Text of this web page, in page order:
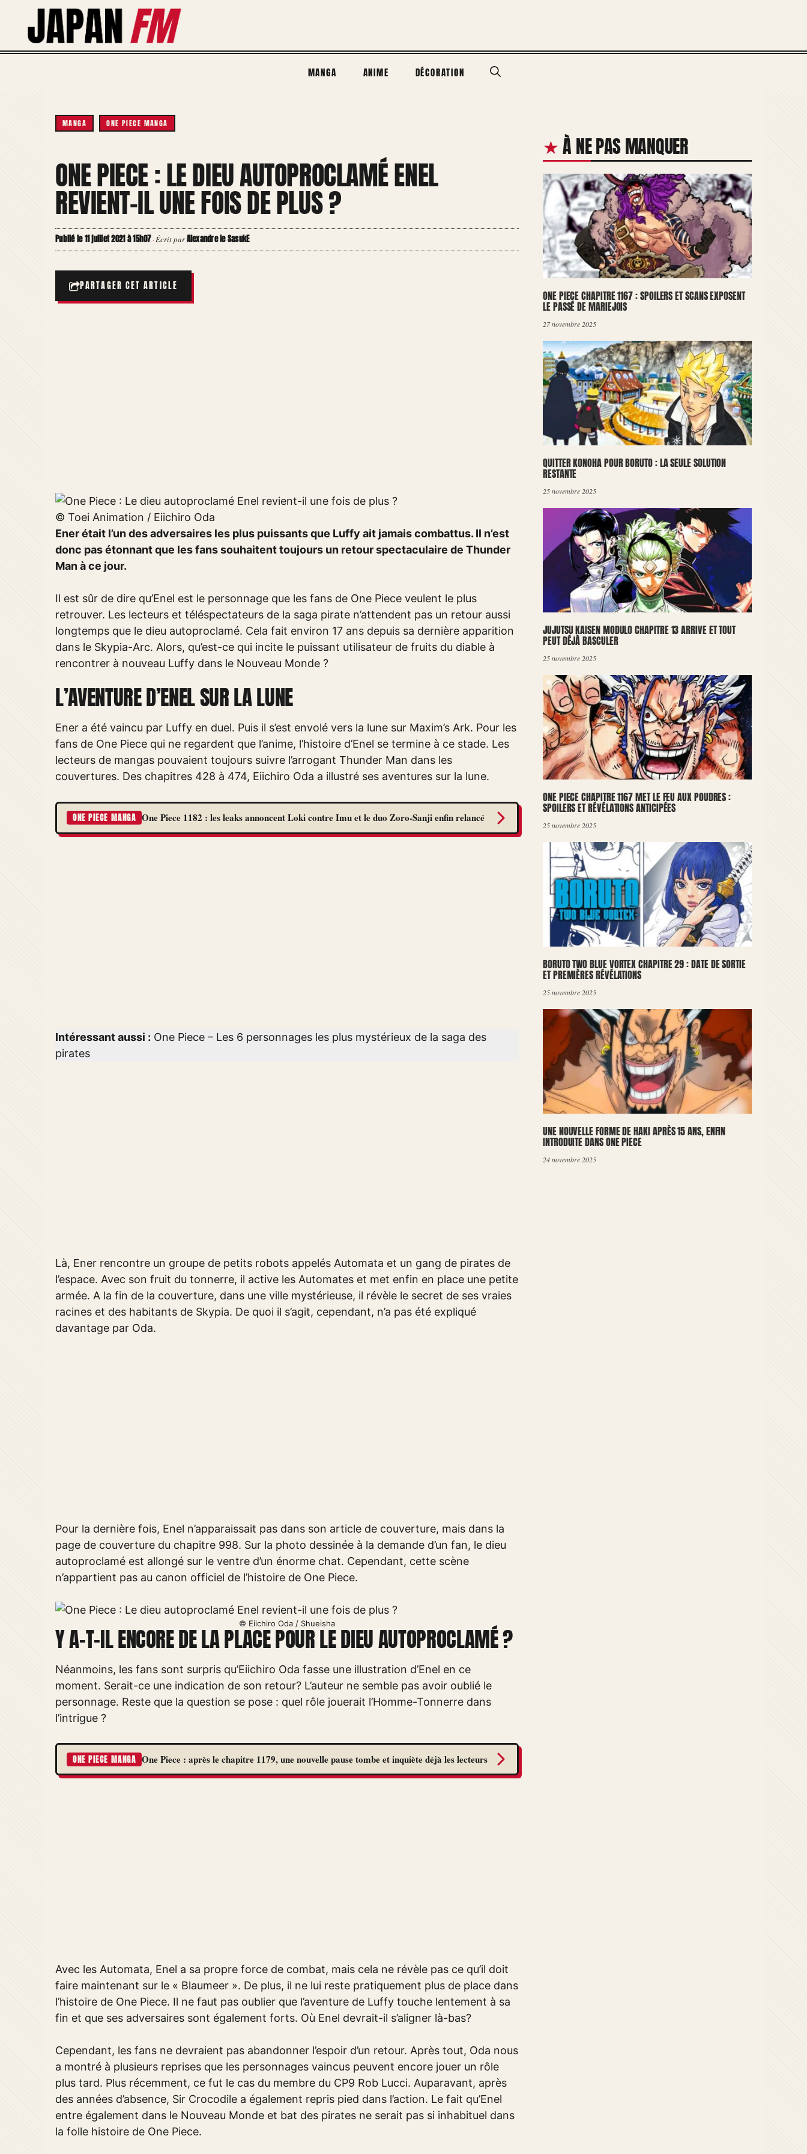
contenu
MANGA ANIME DÉCORATION
MANGA ONE PIECE MANGA
ONE PIECE : LE DIEU AUTOPROCLAMÉ ENEL
REVIENT-IL UNE FOIS DE PLUS ?
Publié le 11 juillet 2021 à 15h07·Écrit parAlexandre le SasukE
PARTAGER CET ARTICLE
© Toei Animation / Eiichiro Oda
Ener était l’un des adversaires les plus puissants que Luffy ait jamais combattus. Il n’est
donc pas étonnant que les fans souhaitent toujours un retour spectaculaire de Thunder
Man à ce jour.
Il est sûr de dire qu’Enel est le personnage que les fans de One Piece veulent le plus
retrouver. Les lecteurs et téléspectateurs de la saga pirate n’attendent pas un retour aussi
longtemps que le dieu autoproclamé. Cela fait environ 17 ans depuis sa dernière apparition
dans le Skypia-Arc. Alors, qu’est-ce qui incite le puissant utilisateur de fruits du diable à
rencontrer à nouveau Luffy dans le Nouveau Monde ?
L’AVENTURE D’ENEL SUR LA LUNE
Ener a été vaincu par Luffy en duel. Puis il s’est envolé vers la lune sur Maxim’s Ark. Pour les
fans de One Piece qui ne regardent que l’anime, l’histoire d’Enel se termine à ce stade. Les
lecteurs de mangas pouvaient toujours suivre l’arrogant Thunder Man dans les
couvertures. Des chapitres 428 à 474, Eiichiro Oda a illustré ses aventures sur la lune.
ONE PIECE MANGA One Piece 1182 : les leaks annoncent Loki contre Imu et le duo Zoro-Sanji enfin relancé
Intéressant aussi : One Piece – Les 6 personnages les plus mystérieux de la saga des
pirates
Là, Ener rencontre un groupe de petits robots appelés Automata et un gang de pirates de
l’espace. Avec son fruit du tonnerre, il active les Automates et met enfin en place une petite
armée. A la fin de la couverture, dans une ville mystérieuse, il révèle le secret de ses vraies
racines et des habitants de Skypia. De quoi il s’agit, cependant, n’a pas été expliqué
davantage par Oda.
Pour la dernière fois, Enel n’apparaissait pas dans son article de couverture, mais dans la
page de couverture du chapitre 998. Sur la photo dessinée à la demande d’un fan, le dieu
autoproclamé est allongé sur le ventre d’un énorme chat. Cependant, cette scène
n’appartient pas au canon officiel de l’histoire de One Piece.
© Eiichiro Oda / Shueisha
Y A-T-IL ENCORE DE LA PLACE POUR LE DIEU AUTOPROCLAMÉ ?
Néanmoins, les fans sont surpris qu’Eiichiro Oda fasse une illustration d’Enel en ce
moment. Serait-ce une indication de son retour? L’auteur ne semble pas avoir oublié le
personnage. Reste que la question se pose : quel rôle jouerait l’Homme-Tonnerre dans
l’intrigue ?
ONE PIECE MANGA One Piece : après le chapitre 1179, une nouvelle pause tombe et inquiète déjà les lecteurs
Avec les Automata, Enel a sa propre force de combat, mais cela ne révèle pas ce qu’il doit
faire maintenant sur le « Blaumeer ». De plus, il ne lui reste pratiquement plus de place dans
l’histoire de One Piece. Il ne faut pas oublier que l’aventure de Luffy touche lentement à sa
fin et que ses adversaires sont également forts. Où Enel devrait-il s’aligner là-bas?
Cependant, les fans ne devraient pas abandonner l’espoir d’un retour. Après tout, Oda nous
a montré à plusieurs reprises que les personnages vaincus peuvent encore jouer un rôle
plus tard. Plus récemment, ce fut le cas du membre du CP9 Rob Lucci. Auparavant, après
des années d’absence, Sir Crocodile a également repris pied dans l’action. Le fait qu’Enel
entre également dans le Nouveau Monde et bat des pirates ne serait pas si inhabituel dans
la folle histoire de One Piece.
À NE PAS MANQUER
ONE PIECE CHAPITRE 1167 : SPOILERS ET SCANS EXPOSENT
LE PASSÉ DE MARIEJOIS
27 novembre 2025
QUITTER KONOHA POUR BORUTO : LA SEULE SOLUTION
RESTANTE
25 novembre 2025
JUJUTSU KAISEN MODULO CHAPITRE 13 ARRIVE ET TOUT
PEUT DÉJÀ BASCULER
25 novembre 2025
ONE PIECE CHAPITRE 1167 MET LE FEU AUX POUDRES :
SPOILERS ET RÉVÉLATIONS ANTICIPÉES
25 novembre 2025
BORUTO TWO BLUE VORTEX CHAPITRE 29 : DATE DE SORTIE
ET PREMIÈRES RÉVÉLATIONS
25 novembre 2025
UNE NOUVELLE FORME DE HAKI APRÈS 15 ANS, ENFIN
INTRODUITE DANS ONE PIECE
24 novembre 2025